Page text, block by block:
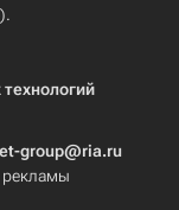
group@ria.ru
рекламы